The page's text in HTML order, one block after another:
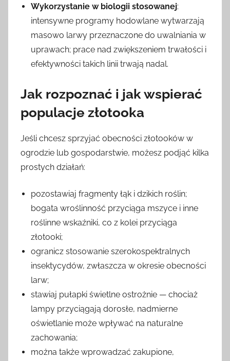
Wykorzystanie w biologii stosowanej:
intensywne programy hodowlane wytwarzają
masowo larwy przeznaczone do uwalniania w
uprawach; prace nad zwiększeniem trwałości i
efektywności takich linii trwają nadal.
Jak rozpoznać i jak wspierać
populacje złotooka
Jeśli chcesz sprzyjać obecności złotooków w
ogrodzie lub gospodarstwie, możesz podjąć kilka
prostych działań:
pozostawiaj fragmenty łąk i dzikich roślin;
bogata wroślinność przyciąga mszyce i inne
roślinne wskaźniki, co z kolei przyciąga
złotooki;
ogranicz stosowanie szerokospektralnych
insektycydów, zwłaszcza w okresie obecności
larw;
stawiaj pułapki świetlne ostrożnie — chociaż
lampy przyciągają dorosłe, nadmierne
oświetlanie może wpływać na naturalne
zachowania;
można także wprowadzać zakupione,